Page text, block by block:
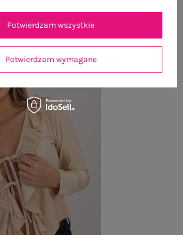
Potwierdzam wymagane
Potwierdzam wszystkie